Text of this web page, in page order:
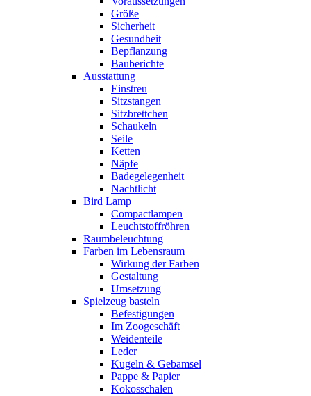
Größe
Sicherheit
Gesundheit
Bepflanzung
Bauberichte
Ausstattung
Einstreu
Sitzstangen
Sitzbrettchen
Schaukeln
Seile
Ketten
Näpfe
Badegelegenheit
Nachtlicht
Bird Lamp
Compactlampen
Leuchtstoffröhren
Raumbeleuchtung
Farben im Lebensraum
Wirkung der Farben
Gestaltung
Umsetzung
Spielzeug basteln
Befestigungen
Im Zoogeschäft
Weidenteile
Leder
Kugeln & Gebamsel
Pappe & Papier
Kokosschalen